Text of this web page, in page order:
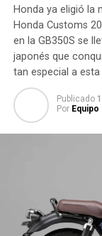
Honda ya eligió la
Honda Customs
en la GB350S se
japonés que
tan especial a
Publicado
Por